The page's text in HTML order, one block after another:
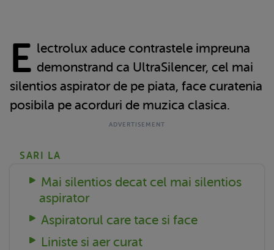
E lectrolux aduce contrastele impreuna
demonstrand ca UltraSilencer, cel mai
silentios aspirator de pe piata, face curatenia
posibila pe acorduri de muzica clasica.
SARI LA
Mai silentios decat cel mai silentios
aspirator
Aspiratorul care tace si face
Liniste si aer curat